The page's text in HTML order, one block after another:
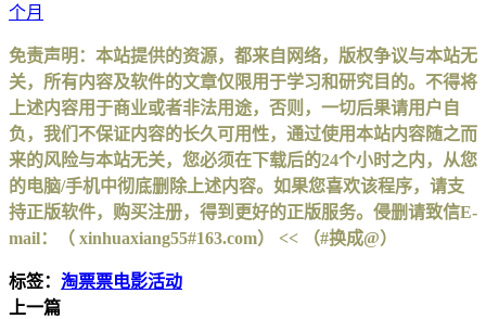
个月
免责声明：本站提供的资源，都来自网络，版权争议与本站无
关，所有内容及软件的文章仅限用于学习和研究目的。不得将
上述内容用于商业或者非法用途，否则，一切后果请用户自
负，我们不保证内容的长久可用性，通过使用本站内容随之而
来的风险与本站无关，您必须在下载后的24个小时之内，从您
的电脑/手机中彻底删除上述内容。如果您喜欢该程序，请支
持正版软件，购买注册，得到更好的正版服务。侵删请致信E-
mail：（ xinhuaxiang55#163.com） << （#换成@）
标签： 淘票票电影活动
上一篇